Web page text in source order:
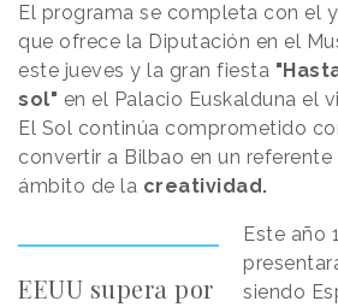
El programa se completa con el
que ofrece la Diputación en el
este jueves y la gran fiesta
sol" en el Palacio Euskalduna el
El Sol continúa comprometido
convertir a Bilbao en un
ámbito de la creatividad.
EEUU supera por
Este año
siendo